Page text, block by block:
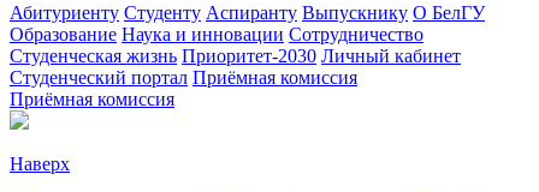
Абитуриенту Студенту Аспиранту Выпускнику О БелГУ
Образование Наука и инновации Сотрудничество
Студенческая жизнь Приоритет-2030 Личный кабинет
Студенческий портал Приёмная комиссия
Приёмная комиссия
Наверх